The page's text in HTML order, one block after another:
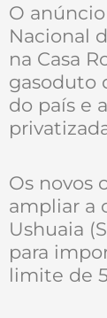
O
Nacional
na Casa
gasoduto
do país e
Os novos
ampliar a
Ushuaia
para
limite de